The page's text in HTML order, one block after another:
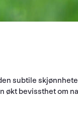
subtile
økt bevissthet om